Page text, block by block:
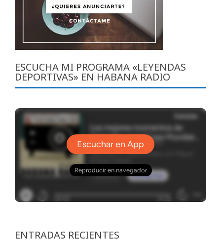
ESCUCHA MI PROGRAMA «LEYENDAS
DEPORTIVAS» EN HABANA RADIO
ENTRADAS RECIENTES